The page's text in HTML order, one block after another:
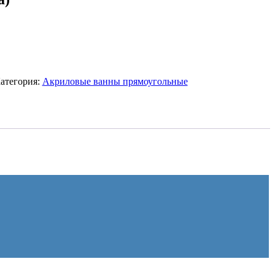
Акриловые ванны прямоугольные